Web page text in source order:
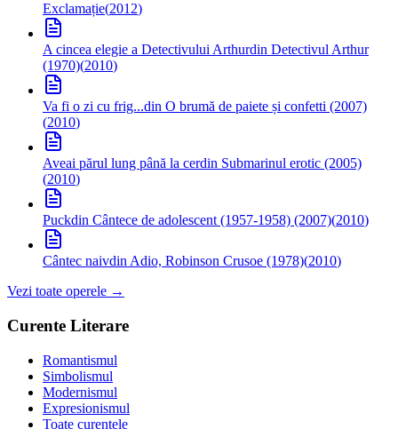
Exclamație(2012)
A cincea elegie a Detectivului Arthurdin Detectivul Arthur
(1970)(2010)
Va fi o zi cu frig...din O brumă de paiete și confetti (2007)
(2010)
Aveai părul lung până la cerdin Submarinul erotic (2005)
(2010)
Puckdin Cântece de adolescent (1957-1958) (2007)(2010)
Cântec naivdin Adio, Robinson Crusoe (1978)(2010)
Vezi toate operele →
Curente Literare
Romantismul
Simbolismul
Modernismul
Expresionismul
Toate curentele